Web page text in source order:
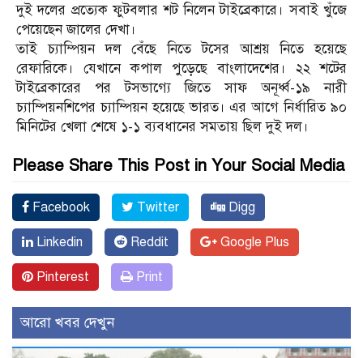
দুই দলের প্রত্যেক ফুটবলার শট নিলেন টাইব্রেকারে। সবাই খুঁজে
পেয়েছেন জালের দেখা।
তাই চ্যাম্পিয়ন দল বেঁছে নিতে টসের আশ্রয় নিতে হয়েছে
রেফারিকে। যেখানে কপাল পুড়েছে বাংলাদেশের। ২২ শটের
টাইব্রেকারের পর টসভাগ্যে জিতে সাফ অনূর্ধ্ব-১৯ নারী
চ্যাম্পিয়নশিপের চ্যাম্পিয়ন হয়েছে ভারত। এর আগে নির্ধারিত ৯০
মিনিটের খেলা শেষে ১-১ ব্যবধানের সমতায় ছিল দুই দল।
Please Share This Post in Your Social Media
Facebook Twitter Digg
Linkedin Reddit Google Plus
Pinterest Print
আরো খবর দেখুন